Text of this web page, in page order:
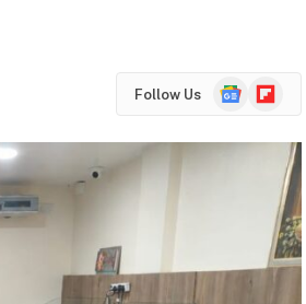
Follow Us
GoogleFlipboard